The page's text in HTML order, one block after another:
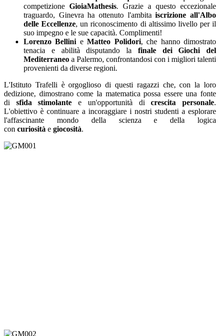
competizione GioiaMathesis. Grazie a questo eccezionale
traguardo, Ginevra ha ottenuto l'ambitaiscrizione all'Albo
delle Eccellenze, un riconoscimento di altissimo livello per il
suo impegno e le sue capacità. Complimenti!
Lorenzo Bellini eMatteo Polidori, che hanno dimostrato
tenacia e abilità disputando la finale dei Giochi del
Mediterraneo a Palermo, confrontandosi con i migliori talenti
provenienti da diverse regioni.
​L'Istituto Trafelli è orgoglioso di questi ragazzi che, con la loro
dedizione, dimostrano come la matematica possa essere una fonte
di sfida stimolante e un'opportunità dicrescita personale.
L'obiettivo è continuare a incoraggiare i nostri studenti a esplorare
l'affascinante mondo della scienza e della logica
con curiosità e giocosità.